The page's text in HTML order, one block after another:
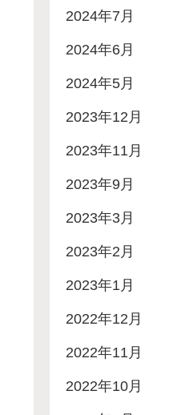
2024年7月
2024年6月
2024年5月
2023年12月
2023年11月
2023年9月
2023年3月
2023年2月
2023年1月
2022年12月
2022年11月
2022年10月